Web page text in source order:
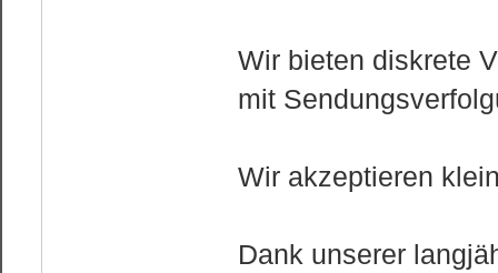
Wir bieten diskrete
mit
Wir akzeptieren
Dank unserer